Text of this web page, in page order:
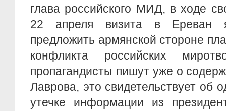
глава российского МИД, в ходе
22 апреля визита в Ереван
предложить армянской стороне
конфликта российских
пропагандисты пишут уже о
Лаврова, это свидетельствует об
утечке информации из